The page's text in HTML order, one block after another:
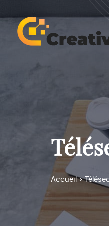
Accueil>